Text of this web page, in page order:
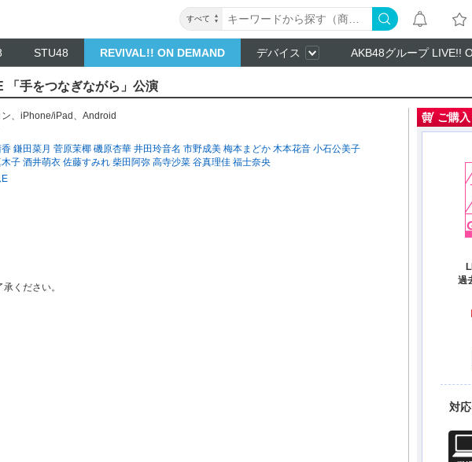
すべて
STU48 REVIVAL!! ON DEMAND デバイス AKB48グループ LIVE!!
「手をつなぎながら」公演
、 iPhone/iPad 、 Android
鎌田菜月 菅原茉椰 磯原杏華 井田玲音名 市野成美 梅本まどか 木本花音 小石公美子
子 酒井萌衣 佐藤すみれ 柴田阿弥 高寺沙菜 谷真理佳 福士奈央
ください。
ご購
過
対